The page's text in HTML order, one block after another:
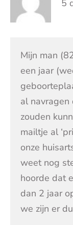
5
Mijn man
een jaar
al
zouden
mailtje al
onze
weet nog
hoorde dat
dan 2 jaar
we zijn er